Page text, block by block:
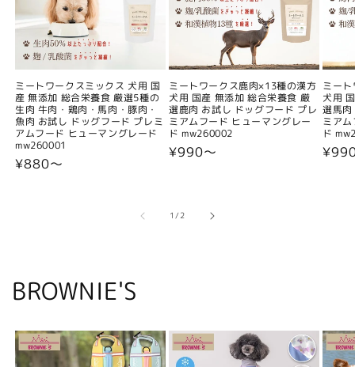
ミートワークスミックス 犬用 国
産 無添加 総合栄養食 厳選5種の
生肉 牛肉・鶏肉・馬肉・豚肉・
魚肉 お試し ドッグフード プレミ
アムフード ヒューマングレード
mw260001
通
¥880〜
ミートワークス鹿肉×13種の漢方
犬用 国産 無添加 総合栄養食 厳
選鹿肉 お試し ドッグフード プレ
ミアムフード ヒューマングレー
ド mw260002
通
¥990〜
ミー
犬用
選馬
ミア
ド
通
1/の
2
BROWNIE'S